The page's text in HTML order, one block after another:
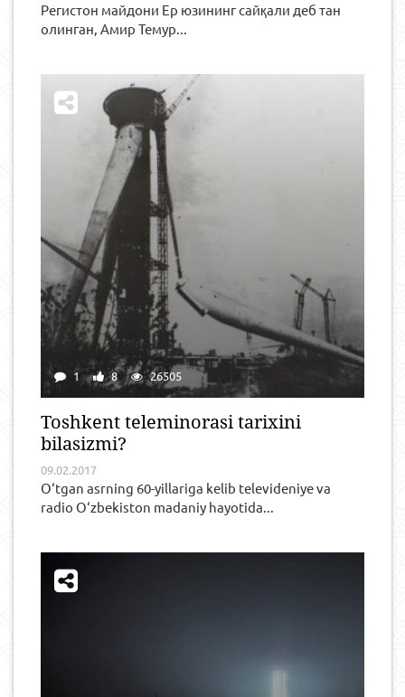
Регистон майдони Ер юзининг сайқали деб тан
олинган, Амир Темур...
1 8 26505
Toshkent teleminorasi tarixini
bilasizmi?
09.02.2017
O‘tgan asrning 60-yillariga kelib televideniye va
radio O‘zbekiston madaniy hayotida...